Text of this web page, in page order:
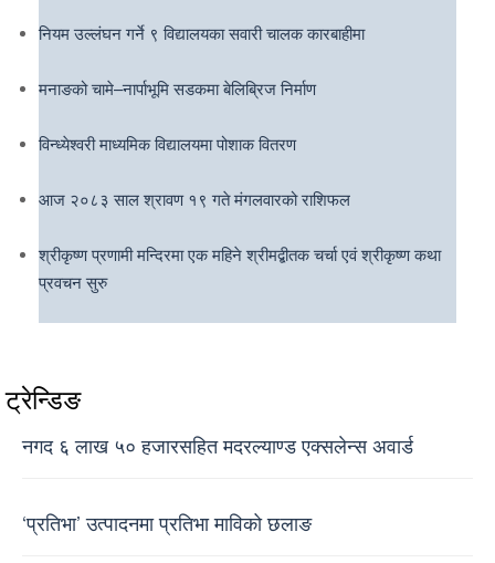
नियम उल्लंघन गर्ने ९ विद्यालयका सवारी चालक कारबाहीमा
मनाङको चामे–नार्पाभूमि सडकमा बेलिब्रिज निर्माण
विन्ध्येश्वरी माध्यमिक विद्यालयमा पोशाक वितरण
आज २०८३ साल श्रावण १९ गते मंगलवारको राशिफल
श्रीकृष्ण प्रणामी मन्दिरमा एक महिने श्रीमद्बीतक चर्चा एवं श्रीकृष्ण कथा
प्रवचन सुरु
ट्रेन्डिङ
नगद ६ लाख ५० हजारसहित मदरल्याण्ड एक्सलेन्स अवार्ड
‘प्रतिभा’ उत्पादनमा प्रतिभा माविको छलाङ